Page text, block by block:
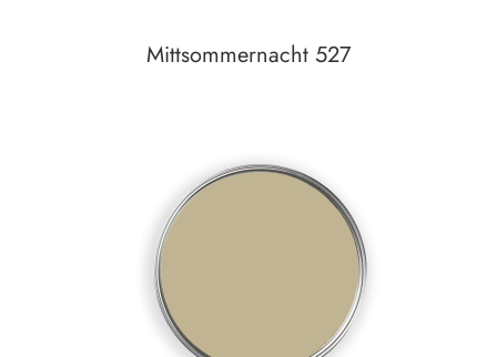
Mittsommernacht 527
Auf den Wunschzettel